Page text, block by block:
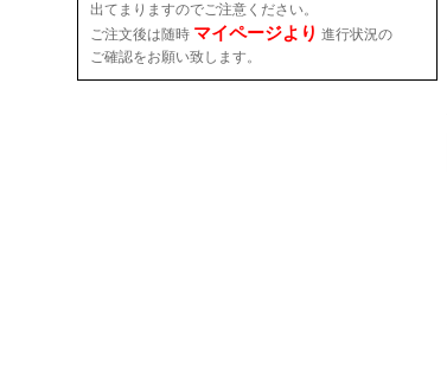
出てまりますのでご注意ください。
ご注文後は随時 マイページより 進行状況の
ご確認をお願い致します。